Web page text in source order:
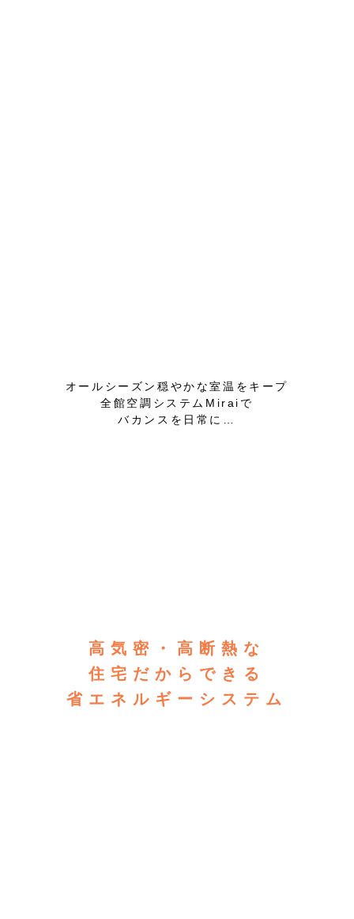
オールシーズン穏やかな室温をキープ
全館空調システムMiraiで
バカンスを日常に…
高気密・高断熱な
住宅だからできる
省エネルギーシステム